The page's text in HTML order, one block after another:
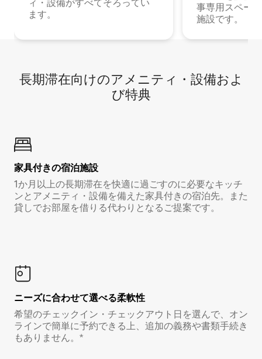
ィ・設備がすべてそろってい
ます。
事専用スペー
施設です。
長期滞在向け⁠のア⁠メ⁠ニ⁠テ⁠ィ⁠・設⁠備⁠およ
び特⁠典
家具付き⁠の宿⁠泊⁠施⁠設
1か月以上の長期滞在を快適に過ごすのに必要なキッチ
ンとアメニティ・設備を備えた家具付きの宿泊先。また
貸しでお部屋を借りる代わりとなるご提案です。
ニーズに合わせて選べる柔軟性
希望のチェックイン・チェックアウト日を選んで、オン
ラインで簡単に予約できる上、追加の義務や書類手続き
もありません。*